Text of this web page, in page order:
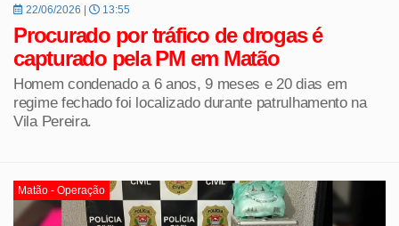
22/06/2026 | 13:55
Procurado por tráfico de drogas é
capturado pela PM em Matão
Homem condenado a 6 anos, 9 meses e 20 dias em
regime fechado foi localizado durante patrulhamento na
Vila Pereira.
Matão - Operação